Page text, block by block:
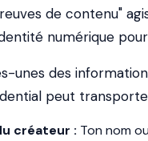
de contenu"
numérique
unes des
peut
créateur : Ton nom